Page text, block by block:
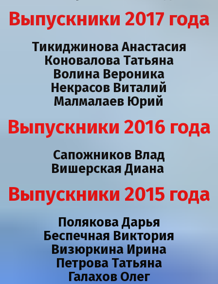
Выпускники 2017 года
Тикиджинова Анастасия
Коновалова Татьяна
Волина Вероника
Некрасов Виталий
Малмалаев Юрий
Выпускники 2016 года
Сапожников Влад
Вишерская Диана
Выпускники 2015 года
Полякова Дарья
Беспечная Виктория
Визюркина Ирина
Петрова Татьяна
Галахов Олег